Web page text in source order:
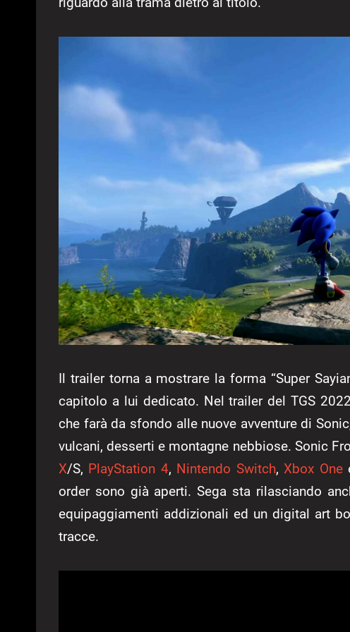
Il trailer torna a mostrare la forma “Super
capitolo a lui dedicato. Nel trailer del TGS
che farà da sfondo alle nuove avventure di
vulcani, desserti e montagne nebbiose. Sonic
X/S, PlayStation 4, Nintendo Switch, Xbox One
order sono già aperti. Sega sta rilasciando
equipaggiamenti addizionali ed un digital art
tracce.